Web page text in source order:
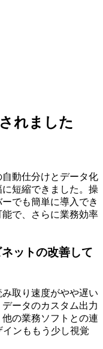
れました
動仕分けとデータ化
短縮できました。操
でも簡単に導入でき
で、さらに業務効率
ットの改善して
取り速度がやや遅い
ータのカスタム出力
の業務ソフトとの連
ンももう少し視覚